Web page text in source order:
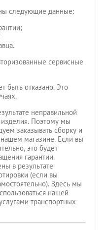
следующие данные:
сервисные
быть отказано. Это
неправильной
изделия. Поэтому мы
заказывать сборку и
магазине. Если вы
это будет
гарантии.
в результате
(если вы
Здесь мы
нашей
транспортных